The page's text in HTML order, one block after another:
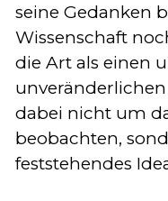
seine Gedanken
Wissenschaft
die Art als einen
unveränderlichen
dabei nicht um
beobachten,
feststehendes